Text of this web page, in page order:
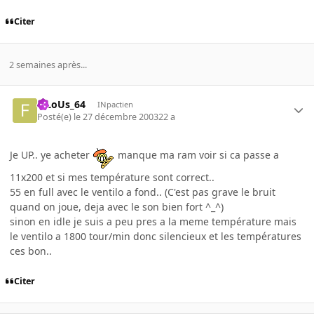
Citer
2 semaines après...
FiLoUs_64 INpactien
Posté(e) le 27 décembre 200322 a
Je UP.. ye acheter
manque ma ram voir si ca passe a
11x200 et si mes température sont correct..
55 en full avec le ventilo a fond.. (C'est pas grave le bruit
quand on joue, deja avec le son bien fort ^_^)
sinon en idle je suis a peu pres a la meme température mais
le ventilo a 1800 tour/min donc silencieux et les températures
ces bon..
Citer